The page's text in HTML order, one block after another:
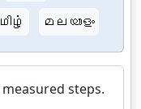
മലയാളം
steps.